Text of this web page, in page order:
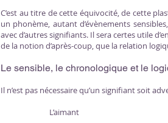
C’est au titre de cette équivocité, de cette
un phonème, autant d’évènements
avec d’autres signifiants. Il sera certes utile
de la notion d’après-coup, que la relation
Le sensible, le chronologique et le
Il n’est pas nécessaire qu’un signifiant soit
L’aimant